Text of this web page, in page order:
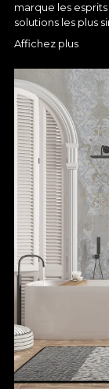
marque les
solutions les plus
à une pièce,
rénovation.
Créez un effet
nature, de la
abstraits et bien
votre créativité.
Alliez art
papier
Chez VLAdiLA ,
papiers peints
textures et les
espace.
Apposez votre
nouvelle vie grâce
constaterez
l’énergie d’une
davantage de
Changez dès
Affichez plus